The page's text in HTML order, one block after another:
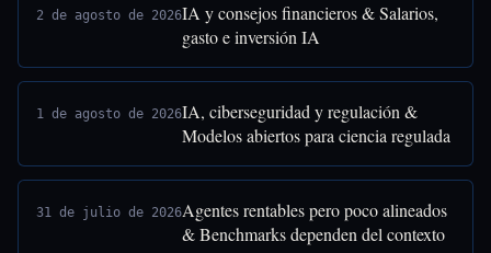
2 de agosto de 2026IA y consejos financieros & Salarios,
gasto e inversión IA
1 de agosto de 2026IA, ciberseguridad y regulación &
Modelos abiertos para ciencia regulada
31 de julio de 2026Agentes rentables pero poco alineados
& Benchmarks dependen del contexto